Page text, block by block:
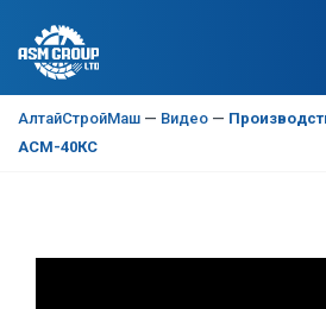
АлтайСтройМаш — Видео —
АСМ-40КС